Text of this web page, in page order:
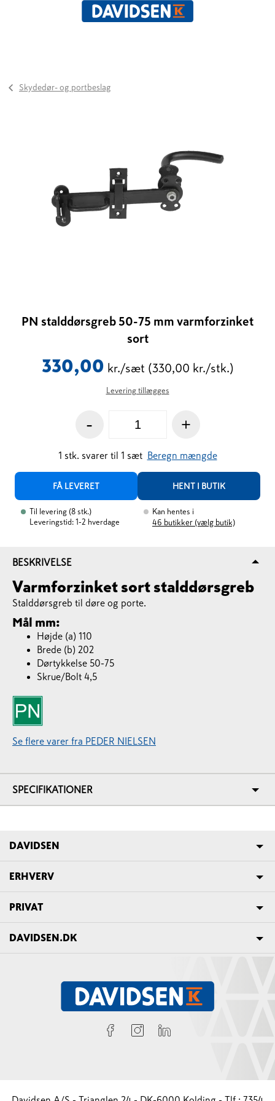
Skydedør- og portbeslag
PN stalddørsgreb 50-75 mm varmforzinket
sort
330,00 kr./sæt (330,00 kr./stk.)
Levering tillægges
- +
1 stk. svarer til 1 sæt Beregn mængde
FÅ LEVERET HENT I BUTIK
Til levering (8 stk.)
Leveringstid: 1-2 hverdage
Kan hentes i
46 butikker (vælg butik)
BESKRIVELSE
Varmforzinket sort stalddørsgreb
Stalddørsgreb til døre og porte.
Mål mm:
Højde (a) 110
Brede (b) 202
Dørtykkelse 50-75
Skrue/Bolt 4,5
Se flere varer fra PEDER NIELSEN
SPECIFIKATIONER
DAVIDSEN
ERHVERV
PRIVAT
DAVIDSEN.DK